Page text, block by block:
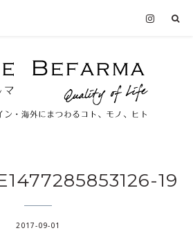
19
2017-09-01